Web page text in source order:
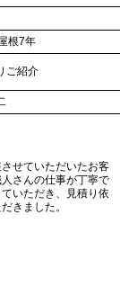
根7年
ご紹介
せていただいたお客
さんの仕事が丁寧で
いただき、見積り依
きました。